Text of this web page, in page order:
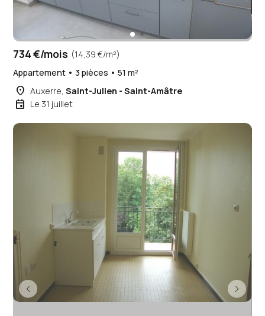
734 €/mois (14,39 €/m²)
Appartement • 3 pièces • 51 m²
place Auxerre,Saint-Julien - Saint-Amâtre
event Le 31 juillet